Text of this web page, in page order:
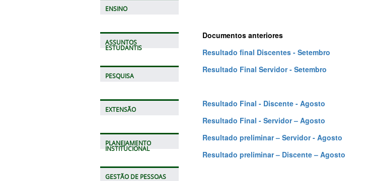
ENSINO
ASSUNTOS
ESTUDANTIS
PESQUISA
EXTENSÃO
PLANEJAMENTO
INSTITUCIONAL
GESTÃO DE PESSOAS
Documentos anteriores
Resultado final Discentes - Setembro
Resultado Final Servidor - Setembro
Resultado Final - Discente - Agosto
Resultado Final - Servidor – Agosto
Resultado preliminar – Servidor - Agosto
Resultado preliminar – Discente – Agosto